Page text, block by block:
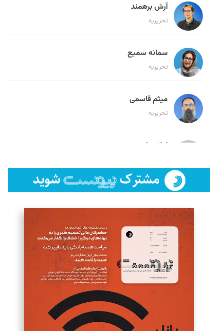
آرش برهمند
تحریریه
سمانه سمیع
تحریریه
میثم قاسمی
تحریریه
لیلا حنارود
فائزه فتحی رستمی
تحریریه
سروش کرمیان
تحریریه
مینا پاکدل